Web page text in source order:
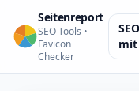
Seitenreport
SEO Tools •
Favicon
Checker
mit